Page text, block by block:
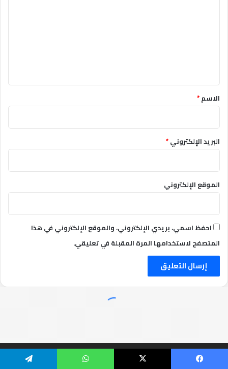
الاسم*
البريد الإلكتروني*
الموقع الإلكتروني
احفظ اسمي، بريدي الإلكتروني، والموقع الإلكتروني في هذا
المتصفح لاستخدامها المرة المقبلة في تعليقي.
TekNews منصة عربية متخصصة في التكنولوجيا، الأعمال، التعليم، التسويق
الرقمي وتطوير المهارات، تقدم مقالات ودلائل عملية وأخبارًا موثوقة